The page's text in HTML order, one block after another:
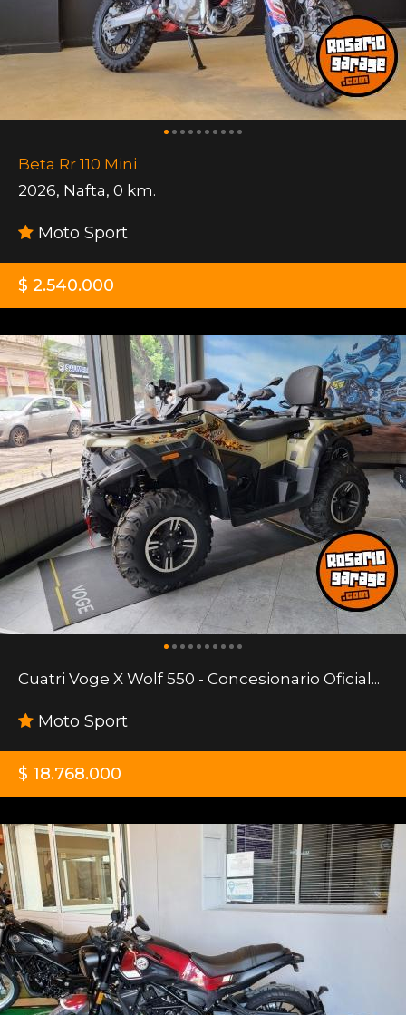
Beta Rr 110 Mini
2026, Nafta, 0 km.
Moto Sport
$ 2.540.000
Cuatri Voge X Wolf 550 - Concesionario Oficial...
Moto Sport
$ 18.768.000